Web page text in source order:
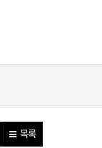
목록